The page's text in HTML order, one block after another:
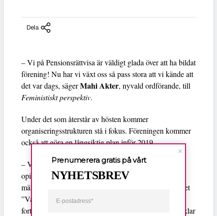
Dela
– Vi på Pensionsrättvisa är väldigt glada över att ha bildat
förening! Nu har vi växt oss så pass stora att vi kände att
det var dags, sägerMahi Akter, nyvald ordförande, till
Feministiskt perspektiv.
Under det som återstår av hösten kommer
organiseringsstrukturen stå i fokus. Föreningen kommer
också att göra en långsiktig plan inför 2019.
– Vi kommer fortsätta att arbeta folk- och
opinionsbildande. Vi vill göra mer av det som vi har
märkt engagerar unga som äldre, exempelvis seminariet
”Varför blir mina föräldrar fattigpensionärer”. Vi vill
fortsätta arbeta opinionsbildande genom att skriva artiklar
Prenumerera gratis på vårt
NYHETSBREV